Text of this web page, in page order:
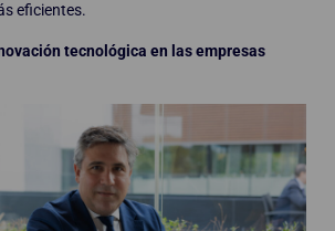
eficientes.
tecnológica en las empresas